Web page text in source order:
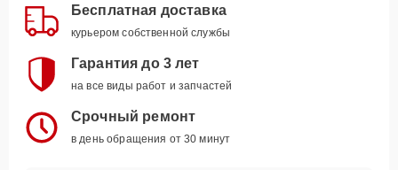
Бесплатная доставка
курьером собственной службы
Гарантия до 3 лет
на все виды работ и запчастей
Срочный ремонт
в день обращения от 30 минут